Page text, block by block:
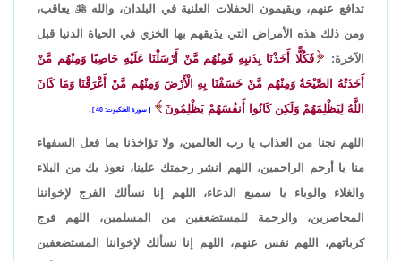
تدافع عنهم، ويقيمون الحفلات العلنية في البلدان، والله يعاقب،
ومن ذلك هذه الأمراض التي يذيقهم بها الخزي في الحياة الدنيا قبل
الآخرة:
فَكُلًّا أَخَذْنَا بِذَنبِهِ فَمِنْهُم مَّنْ أَرْسَلْنَا عَلَيْهِ حَاصِبًا وَمِنْهُم مَّنْ
أَخَذَتْهُ الصَّيْحَةُ وَمِنْهُم مَّنْ خَسَفْنَا بِهِ الْأَرْضَ وَمِنْهُم مَّنْ أَغْرَقْنَا وَمَا كَانَ
اللَّهُ لِيَظْلِمَهُمْ وَلَكِن كَانُوا أَنفُسَهُمْ يَظْلِمُونَ
سورة العنكبوت: 40
اللهم نجنا من العذاب يا رب العالمين، ولا تؤاخذنا بما فعل السفهاء
منا يا أرحم الراحمين، اللهم انشر رحمتك علينا، نعوذ بك من البلاء
والغلاء والوباء يا سميع الدعاء، اللهم إنا نسألك الفرج لإخواننا
المحاصرين، والرحمة للمستضعفين من المسلمين، اللهم فرج
كرباتهم، اللهم نفس عنهم، اللهم إنا نسألك لإخواننا المستضعفين